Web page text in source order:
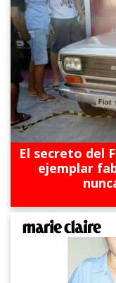
El secreto del
ejemplar